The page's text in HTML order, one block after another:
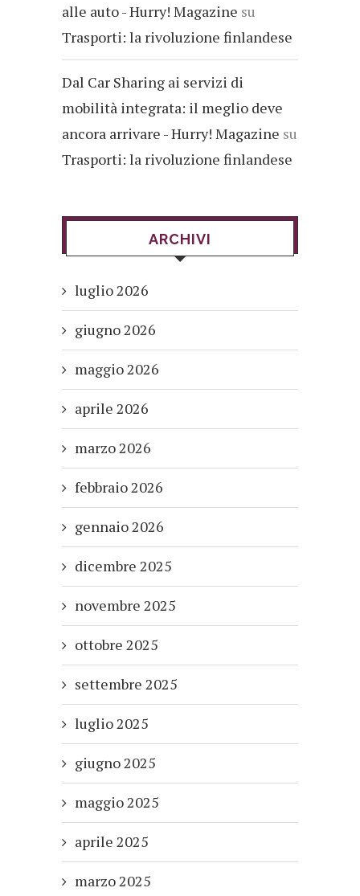
alle auto - Hurry! Magazine su
Trasporti: la rivoluzione finlandese
Dal Car Sharing ai servizi di
mobilità integrata: il meglio deve
ancora arrivare - Hurry! Magazine su
Trasporti: la rivoluzione finlandese
ARCHIVI
luglio 2026
giugno 2026
maggio 2026
aprile 2026
marzo 2026
febbraio 2026
gennaio 2026
dicembre 2025
novembre 2025
ottobre 2025
settembre 2025
luglio 2025
giugno 2025
maggio 2025
aprile 2025
marzo 2025